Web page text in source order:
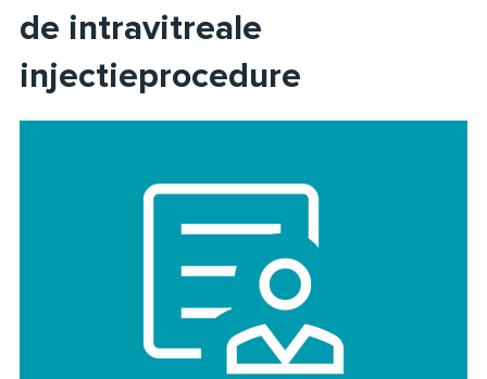
de intravitreale
injectieprocedure